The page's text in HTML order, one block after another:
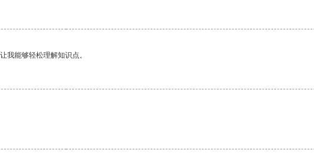
我能够轻松理解知识点。